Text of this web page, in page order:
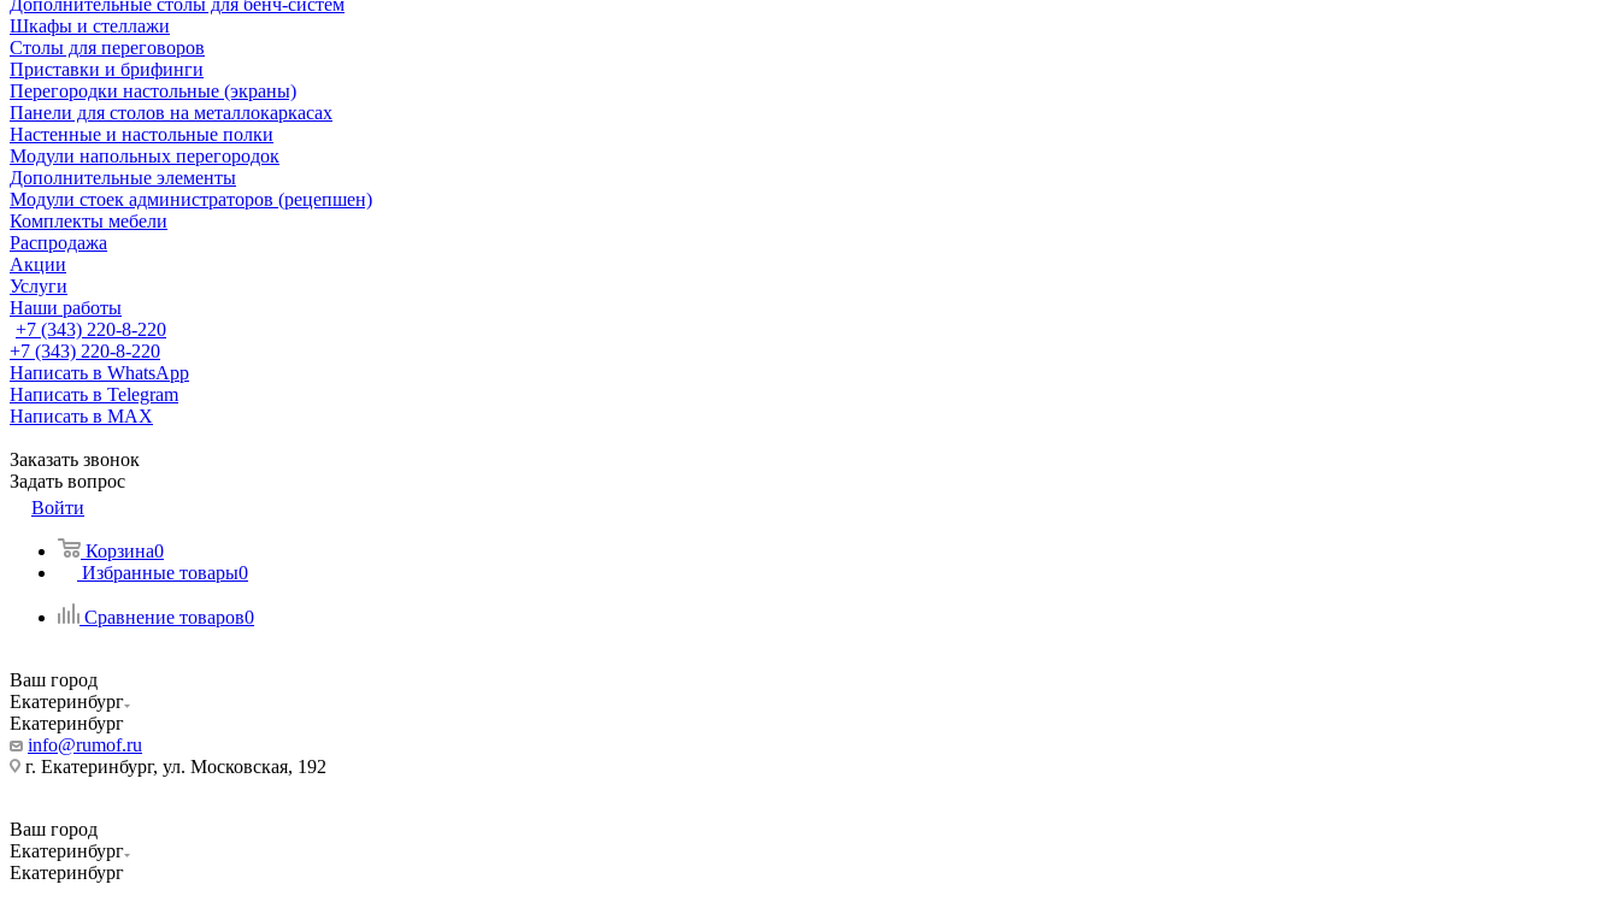
Дополнительные столы для бенч-систем
Шкафы и стеллажи
Столы для переговоров
Приставки и брифинги
Перегородки настольные (экраны)
Панели для столов на металлокаркасах
Настенные и настольные полки
Модули напольных перегородок
Дополнительные элементы
Модули стоек администраторов (рецепшен)
Комплекты мебели
Распродажа
Акции
Услуги
Наши работы
+7 (343) 220-8-220
+7 (343) 220-8-220
Написать в WhatsApp
Написать в Telegram
Написать в MAX
Заказать звонок
Задать вопрос
Войти
Корзина0
Избранные товары0
Сравнение товаров0
Ваш город
Екатеринбург
Екатеринбург
info@rumof.ru
г. Екатеринбург, ул. Московская, 192
Ваш город
Екатеринбург
Екатеринбург